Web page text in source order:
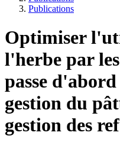
Publications
Optimiser
l'herbe par
passe
gestion du
gestion des